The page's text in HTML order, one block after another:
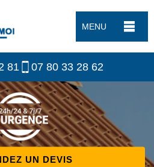
MENU
81 07 80 33 28 62
UN DEVIS